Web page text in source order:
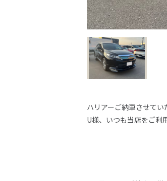
ハリアーご納車させてい
U様、いつも当店をご利